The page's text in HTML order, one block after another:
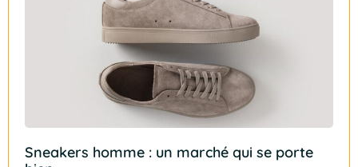
Sneakers homme : un marché qui se porte